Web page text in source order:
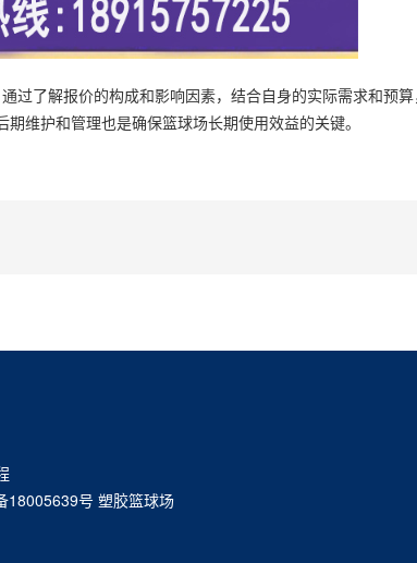
了解报价的构成和影响因素，结合自身的实际需求和预
维护和管理也是确保篮球场长期使用效益的关键。
18005639号 塑胶篮球场